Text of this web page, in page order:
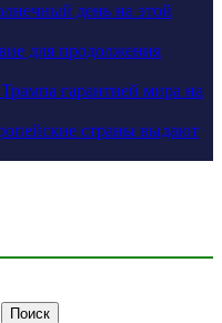
день на этой
для продолжения
гарантией мира на
страны выдают